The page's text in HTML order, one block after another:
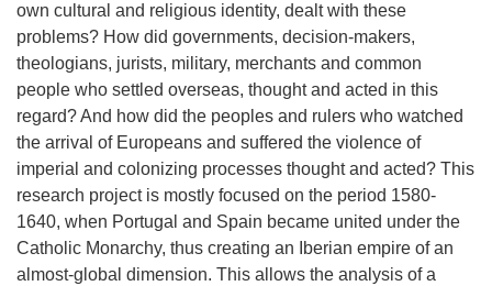
own cultural and religious identity, dealt with these
problems? How did governments, decision-makers,
theologians, jurists, military, merchants and common
people who settled overseas, thought and acted in this
regard? And how did the peoples and rulers who watched
the arrival of Europeans and suffered the violence of
imperial and colonizing processes thought and acted? This
research project is mostly focused on the period 1580-
1640, when Portugal and Spain became united under the
Catholic Monarchy, thus creating an Iberian empire of an
almost-global dimension. This allows the analysis of a